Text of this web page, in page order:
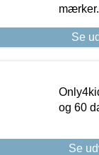
Se
og 60
Se